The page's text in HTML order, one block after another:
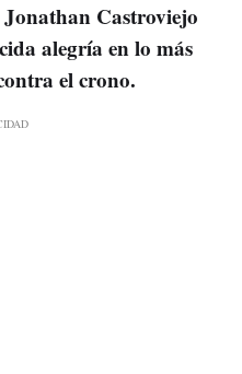
Jonathan Castroviejo
alegría en lo más
el crono.